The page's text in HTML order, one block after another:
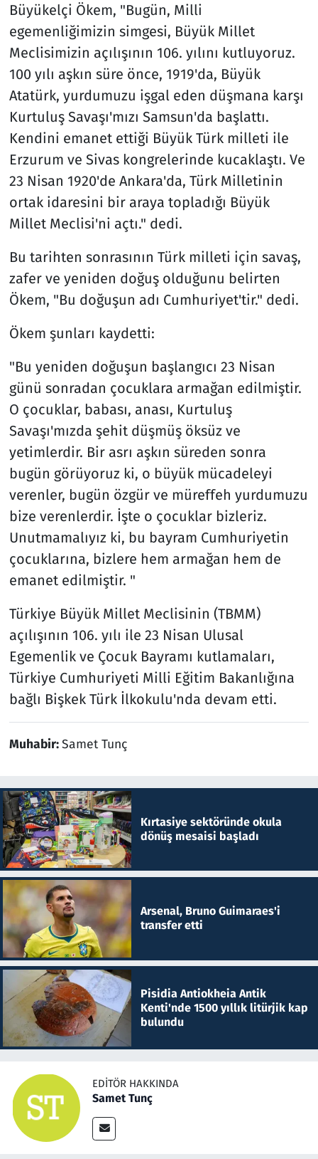
Büyükelçi Ökem, "Bugün, Milli
egemenliğimizin simgesi, Büyük Millet
Meclisimizin açılışının 106. yılını kutluyoruz.
100 yılı aşkın süre önce, 1919'da, Büyük
Atatürk, yurdumuzu işgal eden düşmana karşı
Kurtuluş Savaşı'mızı Samsun'da başlattı.
Kendini emanet ettiği Büyük Türk milleti ile
Erzurum ve Sivas kongrelerinde kucaklaştı. Ve
23 Nisan 1920'de Ankara'da, Türk Milletinin
ortak idaresini bir araya topladığı Büyük
Millet Meclisi'ni açtı." dedi.
Bu tarihten sonrasının Türk milleti için savaş,
zafer ve yeniden doğuş olduğunu belirten
Ökem, "Bu doğuşun adı Cumhuriyet'tir." dedi.
Ökem şunları kaydetti:
"Bu yeniden doğuşun başlangıcı 23 Nisan
günü sonradan çocuklara armağan edilmiştir.
O çocuklar, babası, anası, Kurtuluş
Savaşı'mızda şehit düşmüş öksüz ve
yetimlerdir. Bir asrı aşkın süreden sonra
bugün görüyoruz ki, o büyük mücadeleyi
verenler, bugün özgür ve müreffeh yurdumuzu
bize verenlerdir. İşte o çocuklar bizleriz.
Unutmamalıyız ki, bu bayram Cumhuriyetin
çocuklarına, bizlere hem armağan hem de
emanet edilmiştir. "
Türkiye Büyük Millet Meclisinin (TBMM)
açılışının 106. yılı ile 23 Nisan Ulusal
Egemenlik ve Çocuk Bayramı kutlamaları,
Türkiye Cumhuriyeti Milli Eğitim Bakanlığına
bağlı Bişkek Türk İlkokulu'nda devam etti.
Muhabir:Samet Tunç
Kırtasiye sektöründe okula
dönüş mesaisi başladı
Arsenal, Bruno Guimaraes'i
transfer etti
Pisidia Antiokheia Antik
Kenti'nde 1500 yıllık litürjik kap
bulundu
EDITÖR HAKKINDA
Samet Tunç